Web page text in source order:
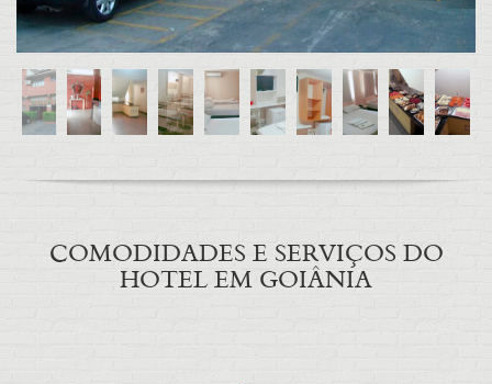
COMODIDADES E SERVIÇOS DO
HOTEL EM GOIÂNIA